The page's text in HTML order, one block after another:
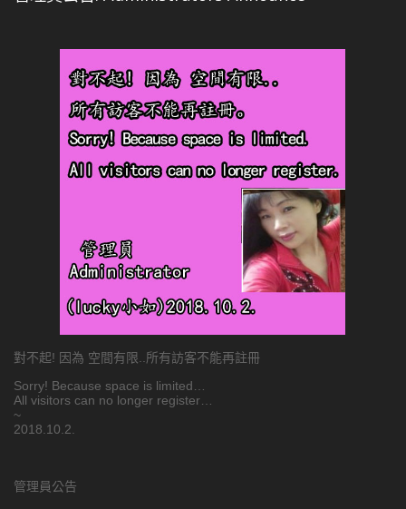
對不起! 因為 空間有限..所有訪客不能再註冊
Sorry! Because space is limited…
All visitors can no longer register…
~
2018.10.2.
管理員公告